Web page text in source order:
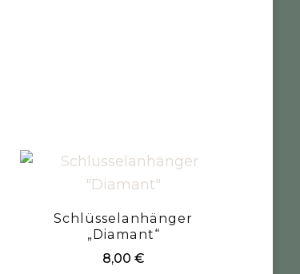
Schlüsselanhänger
„Diamant“
8,00 €